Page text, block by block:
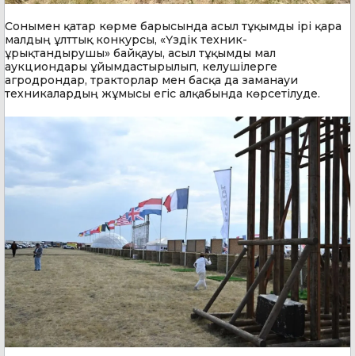
Сонымен қатар көрме барысында асыл тұқымды ірі қара
малдың ұлттық конкурсы, «Үздік техник-
ұрықтандырушы» байқауы, асыл тұқымды мал
аукциондары ұйымдастырылып, келушілерге
агродрондар, тракторлар мен басқа да заманауи
техникалардың жұмысы егіс алқабында көрсетілуде.